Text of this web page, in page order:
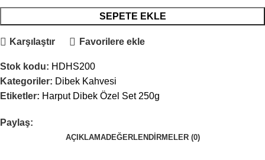
SEPETE EKLE
Karşılaştır Favorilere ekle
Stok kodu: HDHS200
Kategoriler: Dibek Kahvesi
Etiketler: Harput Dibek Özel Set 250g
Paylaş:
AÇIKLAMADEĞERLENDIRMELER (0)